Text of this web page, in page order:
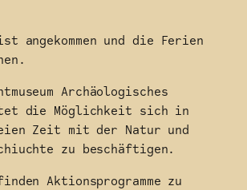
angekommen und die Ferien
Archäologisches
die Möglichkeit sich in
Zeit mit der Natur und
zu beschäftigen.
Aktionsprogramme zu